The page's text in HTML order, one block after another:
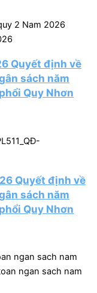
2 Nam 2026
Quyết định về
sách năm
Quy Nhơn
Quyết định về
sách năm
Quy Nhơn
ngan sach nam
ngan sach nam